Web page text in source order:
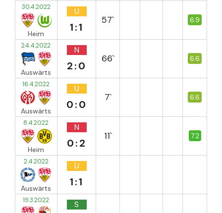
30.4.2022
Heim
U
1:1
57` 6.9
24.4.2022
Auswärts
N
2:0
66` 6.6
16.4.2022
Auswärts
U
0:0
7` 6.6
8.4.2022
Heim
N
0:2
11` 7.2
2.4.2022
Auswärts
U
1:1
19.3.2022 S